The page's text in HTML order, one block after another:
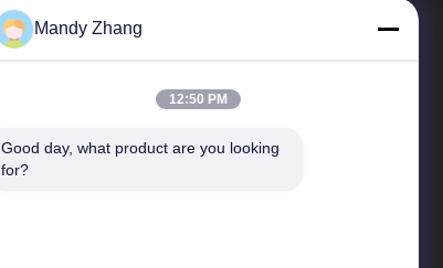
Snelkoppelingen
Mandy Zhang
12:50 PM
Good day, what product are you looking
for?